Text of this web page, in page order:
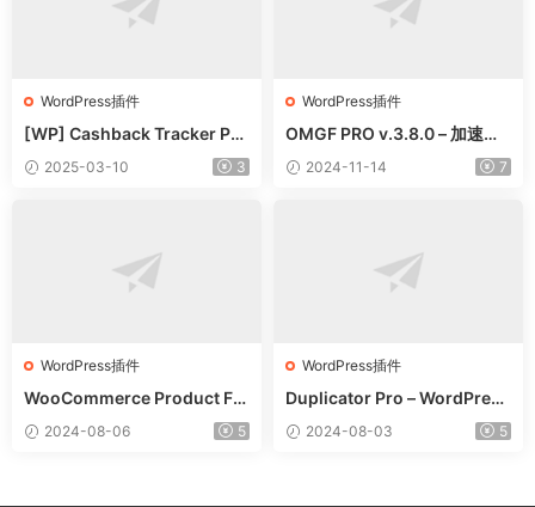
WordPress插件
[WP] Cashback Tracker Pro
v2.6.4 退款追蹤器插件下載
2025-03-10 3
WordPress插件
OMGF PRO v.3.8.0 – 加速谷
歌字體本地化GDPR優化 破解
版插件下載
2024-11-14 7
WordPress插件
WooCommerce Product Filt
er 商品篩選器WordPress插
件 – v8.3.0
2024-08-06 5
WordPress插件
Duplicator Pro – WordPress
備份遷移WordPress插件 – v
4.5.15
2024-08-03 5